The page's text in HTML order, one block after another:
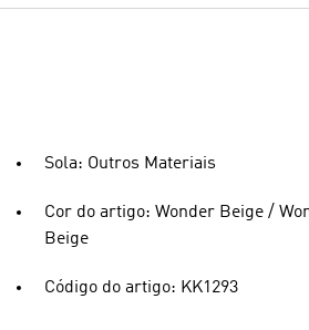
Sola: Outros Materiais
Cor do artigo: Wonder Beige /
Beige
Código do artigo: KK1293